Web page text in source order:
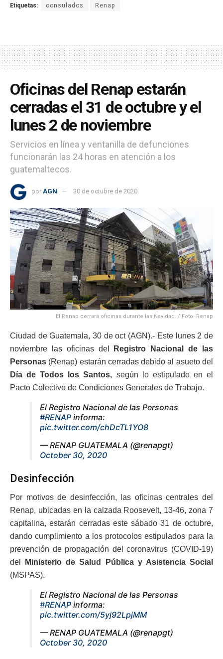
Etiquetas: consulados Renap
Oficinas del Renap estarán
cerradas el 31 de octubre y el
lunes 2 de noviembre
Servicios en línea y ventanilla de defunciones
funcionarán las 24 horas en atención a los
guatemaltecos.
por AGN 30 de octubre de 2020
El Renap cerrará oficinas durante las Navidad. / Foto: Renap
Ciudad de Guatemala, 30 de oct (AGN).- Este lunes 2 de
noviembre las oficinas del
Registro Nacional de las
Personas (Renap) estarán cerradas debido al asueto del
Día de Todos los Santos, según lo estipulado en el
Pacto Colectivo de Condiciones Generales de Trabajo.
El Registro Nacional de las Personas
#RENAP informa:
pic.twitter.com/chDcTL1YO8
— RENAP GUATEMALA (@renapgt)
October 30, 2020
Desinfección
Por motivos de desinfección, las oficinas centrales del
Renap, ubicadas en la calzada Roosevelt, 13-46, zona 7
capitalina, estarán cerradas este sábado 31 de octubre,
dando cumplimiento a los protocolos estipulados para la
prevención de propagación del coronavirus (COVID-19)
del
Ministerio de Salud Pública y Asistencia Social
(MSPAS).
El Registro Nacional de las Personas
#RENAP informa:
pic.twitter.com/5yj92LpjMM
— RENAP GUATEMALA (@renapgt)
October 30, 2020